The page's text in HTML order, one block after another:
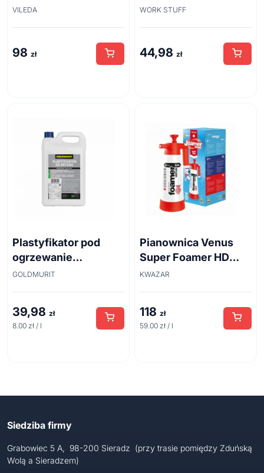
VILEDA
98 zł
Brush 45cm
WORK STUFF
44,98 zł
Plastyfikator pod
ogrzewanie
podłogowe i do
GOLDMURIT
39,98 zł
8.00 zł / l
Pianownica Venus
Super Foamer HD
acid line 2L
KWAZAR
118 zł
59.00 zł / l
Siedziba firmy
Grabowiec 5 A, 98-200 Sieradz (przy trasie pomiędzy Zduńską
Wolą a Sieradzem)